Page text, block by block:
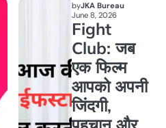
byJKA Bureau
June 8, 2026
Fight
Club: जब
एक फिल्म
आपको अपनी
जिंदगी,